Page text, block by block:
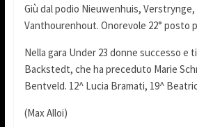
Giù dal podio Nieuwenhuis,
Vanthourenhout. Onorevole 22° posto
Nella gara Under 23 donne successo e
Backstedt, che ha preceduto Marie
Bentveld. 12^ Lucia Bramati, 19^
(Max Alloi)